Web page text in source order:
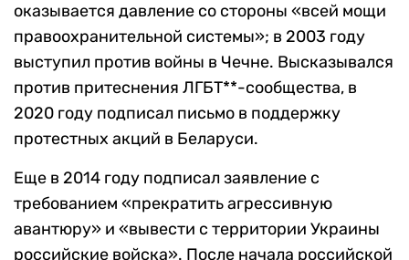
оказывается давление со стороны «всей мощи
правоохранительной системы»; в 2003 году
выступил против войны в Чечне. Высказывался
против притеснения ЛГБТ**-сообщества, в
2020 году подписал письмо в поддержку
протестных акций в Беларуси.
Еще в 2014 году подписал заявление с
требованием «прекратить агрессивную
авантюру» и «вывести с территории Украины
российские войска». После начала российской